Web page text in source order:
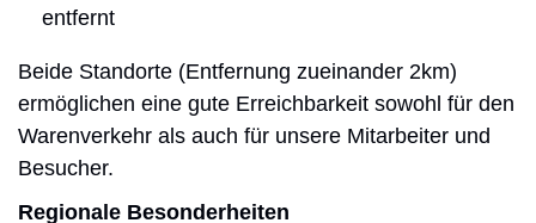
entfernt
Beide Standorte (Entfernung zueinander 2km)
ermöglichen eine gute Erreichbarkeit sowohl für den
Warenverkehr als auch für unsere Mitarbeiter und
Besucher.
Regionale Besonderheiten